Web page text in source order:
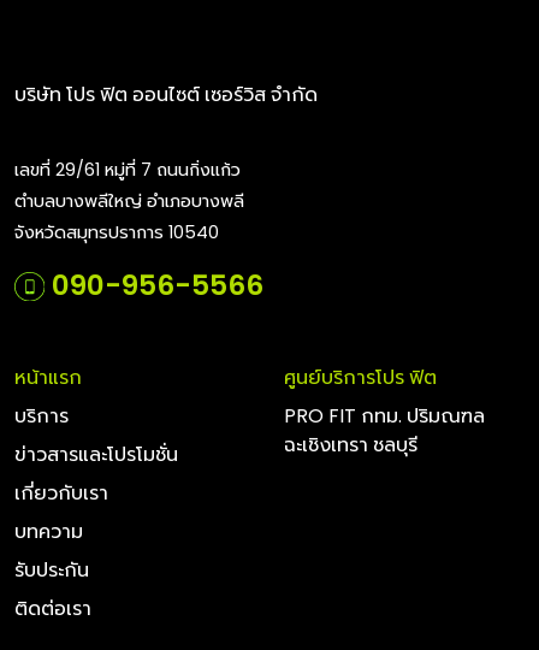
บริษัท โปร ฟิต ออนไซต์ เซอร์วิส จำกัด
เลขที่ 29/61 หมู่ที่ 7 ถนนกิ่งแก้ว
ตำบลบางพลีใหญ่ อำเภอบางพลี
จังหวัดสมุทรปราการ 10540
090-956-5566
หน้าแรก
บริการ
ข่าวสารและโปรโมชั่น
เกี่ยวกับเรา
บทความ
รับประกัน
ติดต่อเรา
ศูนย์บริการโปร ฟิต
PRO FIT กทม. ปริมณฑล
ฉะเชิงเทรา ชลบุรี